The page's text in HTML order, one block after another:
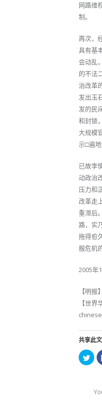
网路维
制。
再次，
具有基
会动乱
的不法
治改革
发出玉
发的民
和封锁
大规模
示□遍
已故李
动政治
压力和
改革走
重滞后
路，实
拖得愈
服危机
2005年
【明报
【世
共享此文
点
击
共
享